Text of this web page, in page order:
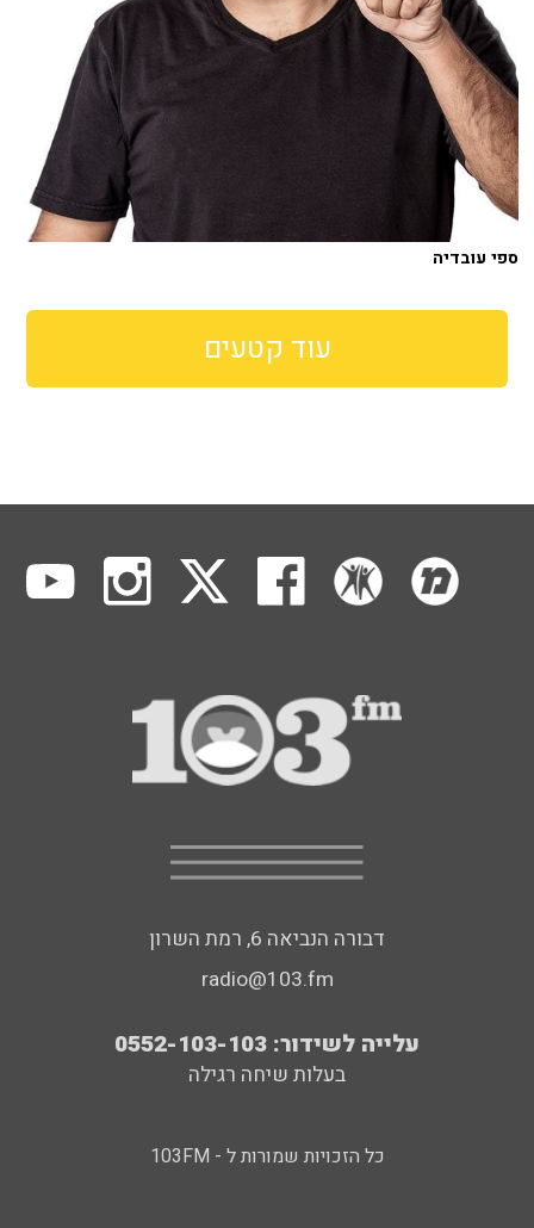
ספי עובדיה
עוד קטעים
דבורה הנביאה 6, רמת השרון
radio@103.fm
עלייה לשידור: 0552-103-103
בעלות שיחה רגילה
כל הזכויות שמורות ל - 103FM